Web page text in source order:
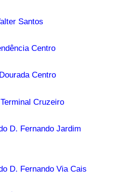
Santos
Centro
Centro
Cruzeiro
D. Fernando Jardim
D. Fernando Via Cais